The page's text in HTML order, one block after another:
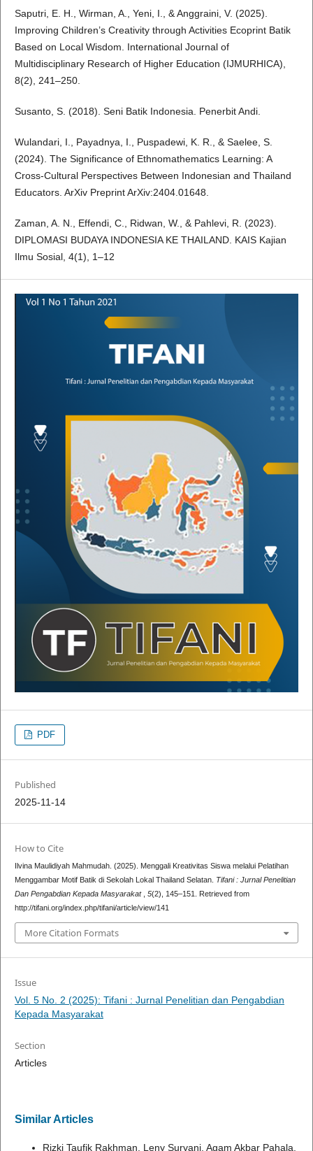
Saputri, E. H., Wirman, A., Yeni, I., & Anggraini, V. (2025).
Improving Children’s Creativity through Activities Ecoprint Batik
Based on Local Wisdom. International Journal of
Multidisciplinary Research of Higher Education (IJMURHICA),
8(2), 241–250.
Susanto, S. (2018). Seni Batik Indonesia. Penerbit Andi.
Wulandari, I., Payadnya, I., Puspadewi, K. R., & Saelee, S.
(2024). The Significance of Ethnomathematics Learning: A
Cross-Cultural Perspectives Between Indonesian and Thailand
Educators. ArXiv Preprint ArXiv:2404.01648.
Zaman, A. N., Effendi, C., Ridwan, W., & Pahlevi, R. (2023).
DIPLOMASI BUDAYA INDONESIA KE THAILAND. KAIS Kajian
Ilmu Sosial, 4(1), 1–12
PDF
Published
2025-11-14
How to Cite
Ilvina Maulidiyah Mahmudah. (2025). Menggali Kreativitas Siswa melalui Pelatihan
Menggambar Motif Batik di Sekolah Lokal Thailand Selatan. Tifani : Jurnal Penelitian
Dan Pengabdian Kepada Masyarakat
5(2), 145–151. Retrieved from
http://tifani.org/index.php/tifani/article/view/141
More Citation Formats
Issue
Vol. 5 No. 2 (2025): Tifani : Jurnal Penelitian dan Pengabdian
Kepada Masyarakat
Section
Articles
Similar Articles
Rizki Taufik Rakhman, Leny Suryani, Agam Akbar Pahala,